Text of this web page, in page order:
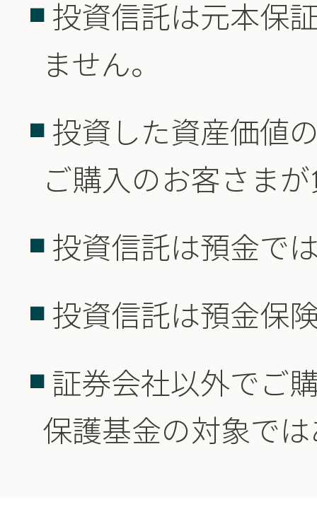
投資信託は元本保
ません。
投資した資産価値
ご購入のお客さま
投資信託は預金で
投資信託は預金保
証券会社以外でご
保護基金の対象で